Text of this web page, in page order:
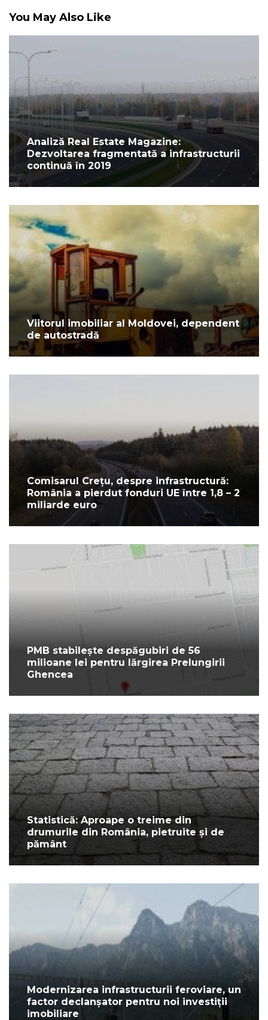
You May Also Like
Analiză Real Estate Magazine:
Dezvoltarea fragmentată a infrastructurii
continuă în 2019
Viitorul imobiliar al Moldovei, dependent
de autostradă
Comisarul Crețu, despre infrastructură:
România a pierdut fonduri UE între 1,8 – 2
miliarde euro
PMB stabilește despăgubiri de 56
milioane lei pentru lărgirea Prelungirii
Ghencea
Statistică: Aproape o treime din
drumurile din România, pietruite și de
pământ
Modernizarea infrastructurii feroviare, un
factor declanșator pentru noi investiții
imobiliare